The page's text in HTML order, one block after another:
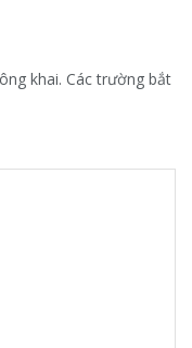
khai. Các trường bắt